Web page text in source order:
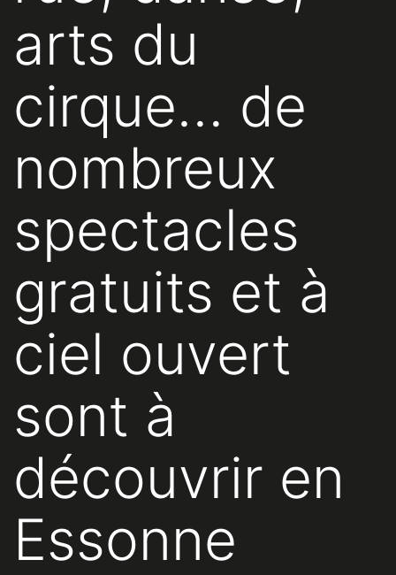
arts du
cirque… de
nombreux
spectacles
gratuits et à
ciel ouvert
sont à
découvrir en
Essonne